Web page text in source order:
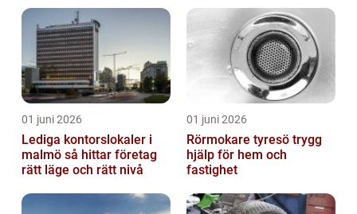
01 juni 2026
Lediga kontorslokaler i
malmö så hittar företag
rätt läge och rätt nivå
01 juni 2026
Rörmokare tyresö trygg
hjälp för hem och
fastighet